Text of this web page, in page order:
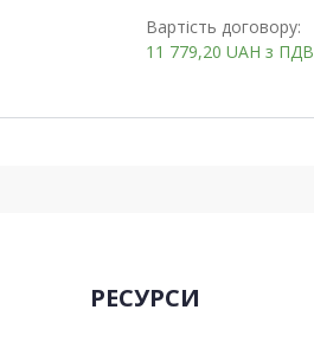
Вартість договору:
11 779,20 UAH з ПДВ
РЕСУРСИ